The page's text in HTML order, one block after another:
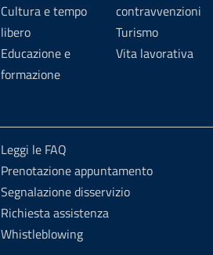
Cultura e tempo
libero
Educazione e
formazione
contravvenzioni
Turismo
Vita lavorativa
Leggi le FAQ
Prenotazione appuntamento
Segnalazione disservizio
Richiesta assistenza
Whistleblowing